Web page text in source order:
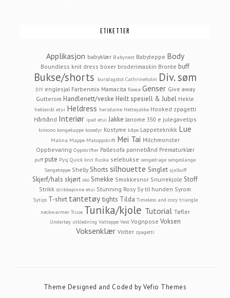
ETIKETTER
Applikasjon babyklær Babynest Babyteppe Body
Boundless knit dress boxer broderimaskin Bronte buff
Bukse/shorts bursdagstol Cathrineholm Div. søm
DIY englesjal Farbenmix Mamacita fleece Genser Give away
Gutterom Handlenett/veske Heilt spesiell & Jubel Hekle
heklenål etui Heldress herzdame Hettejakke Hooked zpagetti
Hårbånd Interiør ipad etui Jakke Janome 350 e julegavetips
kimono kongekappe kosedyr Kostyme kåpe Lappeteknikk Lue
Malina Mappe Matoppskrift Mei Tai Milchmonster
Oppbevaring Oppskrifter Pallesofa pannebånd Prematurklær
puff pute Pysj Quick knit Ruska selebukse sengedrage sengeslange
Sengeteppe Shelly Shorts silhouette Singlet sjalbuff
Skjerf/hals skjørt sko Smekke Smokkesnor Snurrekjole Stoff
Strikk strikkepinne etui Stunning Rosy Sy til hunden Syrom
Sytips T-shirt tantetøy tights Tilda Timeless and cozy triangle
neckwarmer Truse Tunika/kjole Tutorial Tøfler
Undertøy utkledning Vatteppe Vest Vognpose Voksen
Voksenklær Votter zpagetti
Theme Designed and Coded byVefio Themes